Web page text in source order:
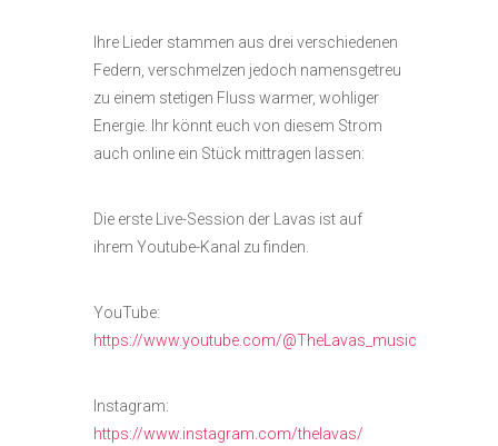
Ihre Lieder stammen aus drei verschiedenen
Federn, verschmelzen jedoch namensgetreu
zu einem stetigen Fluss warmer, wohliger
Energie. Ihr könnt euch von diesem Strom
auch online ein Stück mittragen lassen:
Die erste Live-Session der Lavas ist auf
ihrem Youtube-Kanal zu finden.
YouTube:
https://www.youtube.com/@TheLavas_music
Instagram:
https://www.instagram.com/thelavas/